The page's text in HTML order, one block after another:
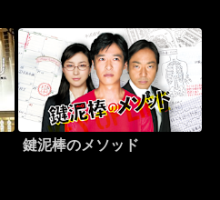
鍵泥棒のメソッド